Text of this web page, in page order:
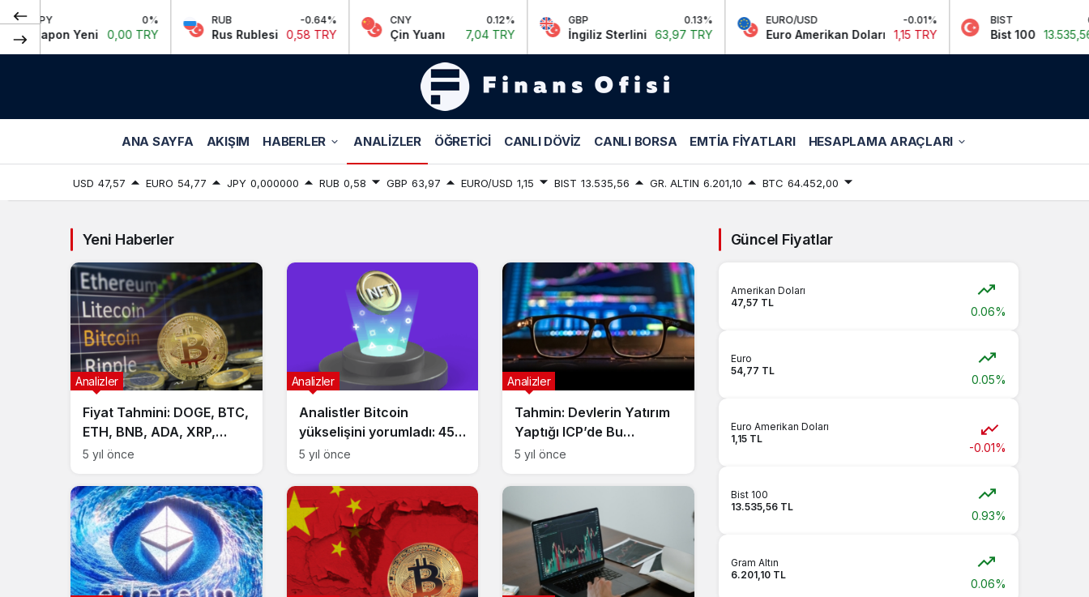
Yeni 0,00 TRY
RUB
Rus Rublesi 0,58 TRY
CNY
Çin Yuanı 7,04 TRY
GBP
İngiliz Sterlini 63,97 TRY
EURO/USD
Euro Amerikan Doları 1,15 TRY
BIST
Bist 100 13.535,56 TRY
Analizler
Haberleri
ANA SAYFA AKIŞIM HABERLER ANALIZLER ÖĞRETICI CANLI DÖVIZ CANLI BORSA EMTIA FIYATLARI HESAPLAMA ARAÇLARI
USD 47,57 EURO 54,77 JPY 0,000000 RUB 0,58 GBP 63,97 EURO/USD 1,15 BIST 13.535,56 GR. ALTIN 6.201,10 BTC 64.452,00
Yeni Haberler
Fiyat Tahmini: DOGE, BTC,
ETH, BNB, ADA, XRP,
DOT, UNI, SOL, LTC
Analizler
5 yıl önce
Analistler Bitcoin
yükselişini yorumladı: 45
bin dolar savaşı
Analizler
5 yıl önce
Tahmin: Devlerin Yatırım
Yaptığı ICP’de Bu
Seviyeler Bekleniyor!
Analizler
5 yıl önce
Güncel Fiyatlar
Amerikan Doları
47,57 TL
0.06%
Euro
54,77 TL
0.05%
Euro Amerikan Doları
1,15 TL
-0.01%
Bist 100
13.535,56 TL
0.93%
Gram Altın
6.201,10 TL
0.06%